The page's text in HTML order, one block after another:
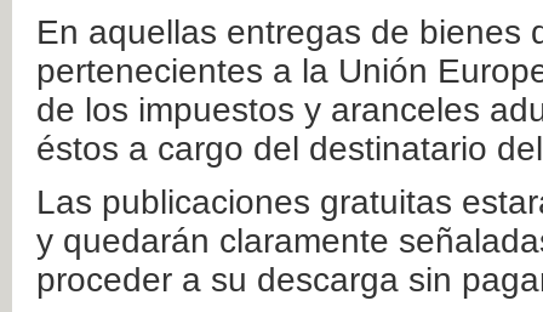
En aquellas entregas de bienes
pertenecientes a la Unión
de los impuestos y aranceles
éstos a cargo del destinatario
Las publicaciones gratuitas
y quedarán claramente
proceder a su descarga sin